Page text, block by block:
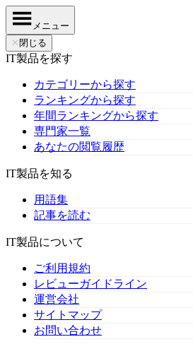
メニュー
✕ 閉じる
IT製品を探す
カテゴリーから探す
ランキングから探す
年間ランキングから探す
専門家一覧
あなたの閲覧履歴
IT製品を知る
用語集
記事を読む
IT製品について
ご利用規約
レビューガイドライン
運営会社
サイトマップ
お問い合わせ